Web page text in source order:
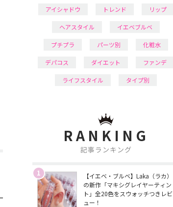
アイシャドウ トレンド リップ
ヘアスタイル イエベブルベ
プチプラ パーツ別 化粧水
デパコス ダイエット ファンデ
ライフスタイル タイプ別
RANKING
記事ランキング
1
【イエベ・ブルベ】Laka（ラカ）
の新作「マキシグレイヤーティン
ト」全20色をスウォッチつきレビ
ュー！